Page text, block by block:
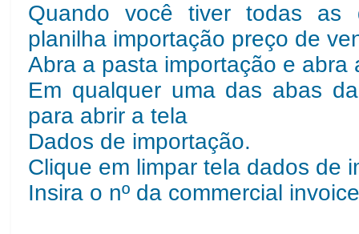
Quando você tiver todas as
planilha importação preço de
Abra a pasta importação e
Em qualquer uma das abas
para abrir a tela
Dados de importação.
Clique em limpar tela dados de
Insira o nº da commercial